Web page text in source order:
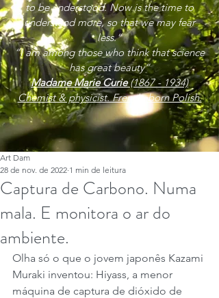
to be understood. Now is the time to
understand more, so that we may fear
less.”
“I am among those who think that science
has great beauty”
Madame Marie Curie(1867 - 1934)
Chemist & physicist. French, born Polish.
Captura de Carbono. Numa
mala. E monitora o ar do
ambiente.
Art Dam
28 de nov. de 2022 1 min de leitura
Olha só o que o jovem japonês Kazami
Muraki inventou: Hiyass, a menor
máquina de captura de dióxido de